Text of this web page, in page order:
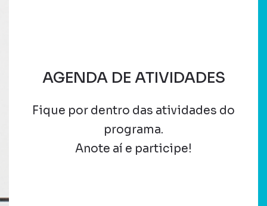
AGENDA DE ATIVIDADES
Fique por dentro das atividades do
programa.
Anote aí e participe!